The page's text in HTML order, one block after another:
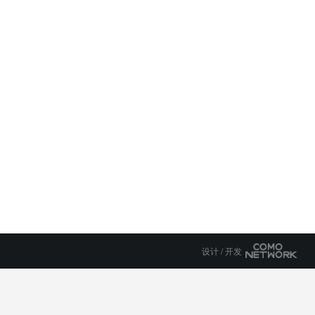
设计 / 开发